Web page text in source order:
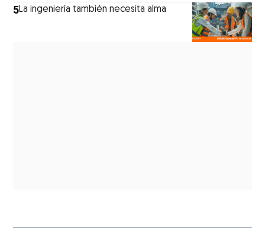
5La ingeniería también necesita alma